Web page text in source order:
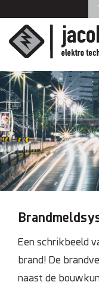
Home
Diensten
Zonnepanelen
Data en telefonie
Beveiliging
Verlichting
Brandmeldsystemen
Een schrikbeeld
brand! De
naast de